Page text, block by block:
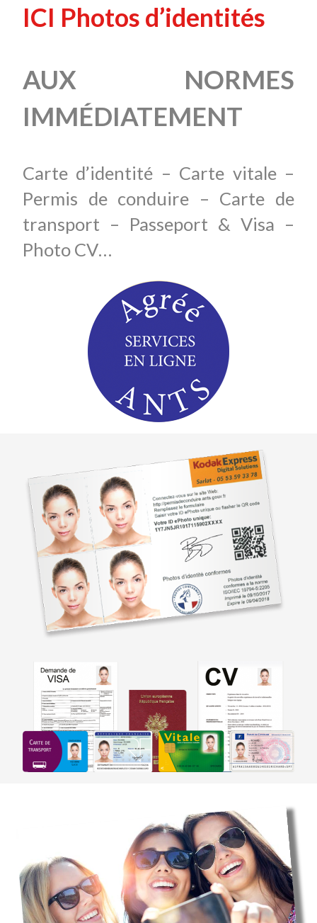
ICI Photos d’identités
AUX NORMES
IMMÉDIATEMENT
Carte d’identité – Carte vitale –
Permis de conduire – Carte de
transport – Passeport & Visa –
Photo CV…